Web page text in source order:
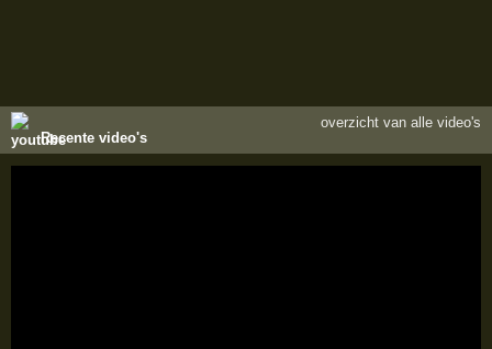
Recente video's
overzicht van alle video's